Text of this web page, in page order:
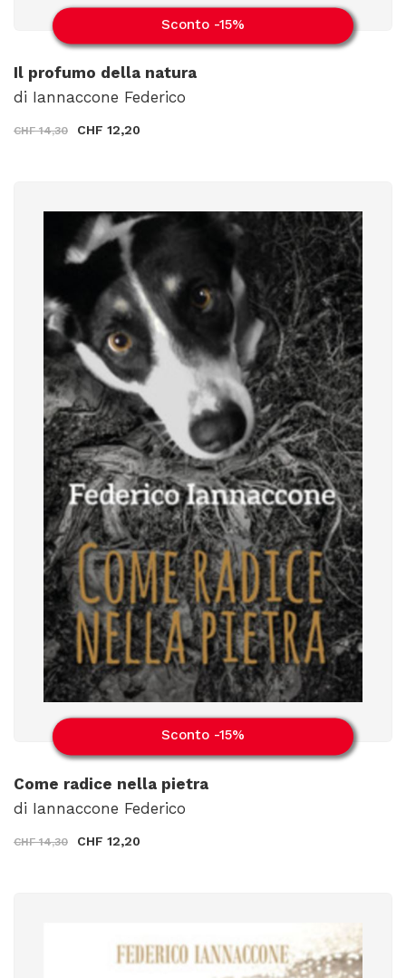
Sconto -15%
Il profumo della natura
di Iannaccone Federico
CHF 14,30 CHF 12,20
Sconto -15%
Come radice nella pietra
di Iannaccone Federico
CHF 14,30 CHF 12,20